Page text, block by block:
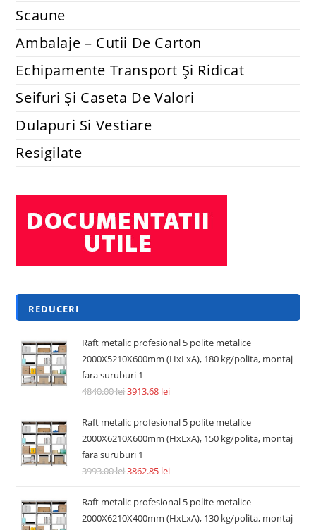
Raft metalic 5 polite MDF 180x70x40cm , 100kg/polita,
181.50lei 88.49lei
Adaugă în coș
REDUCERI!